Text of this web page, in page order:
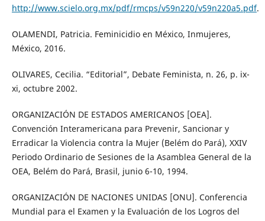
http://www.scielo.org.mx/pdf/rmcps/v59n220/v59n220a5.pdf.
OLAMENDI, Patricia. Feminicidio en México, Inmujeres,
México, 2016.
OLIVARES, Cecilia. “Editorial”, Debate Feminista, n. 26, p. ix-
xi, octubre 2002.
ORGANIZACIÓN DE ESTADOS AMERICANOS [OEA].
Convención Interamericana para Prevenir, Sancionar y
Erradicar la Violencia contra la Mujer (Belém do Pará), XXIV
Periodo Ordinario de Sesiones de la Asamblea General de la
OEA, Belém do Pará, Brasil, junio 6-10, 1994.
ORGANIZACIÓN DE NACIONES UNIDAS [ONU]. Conferencia
Mundial para el Examen y la Evaluación de los Logros del